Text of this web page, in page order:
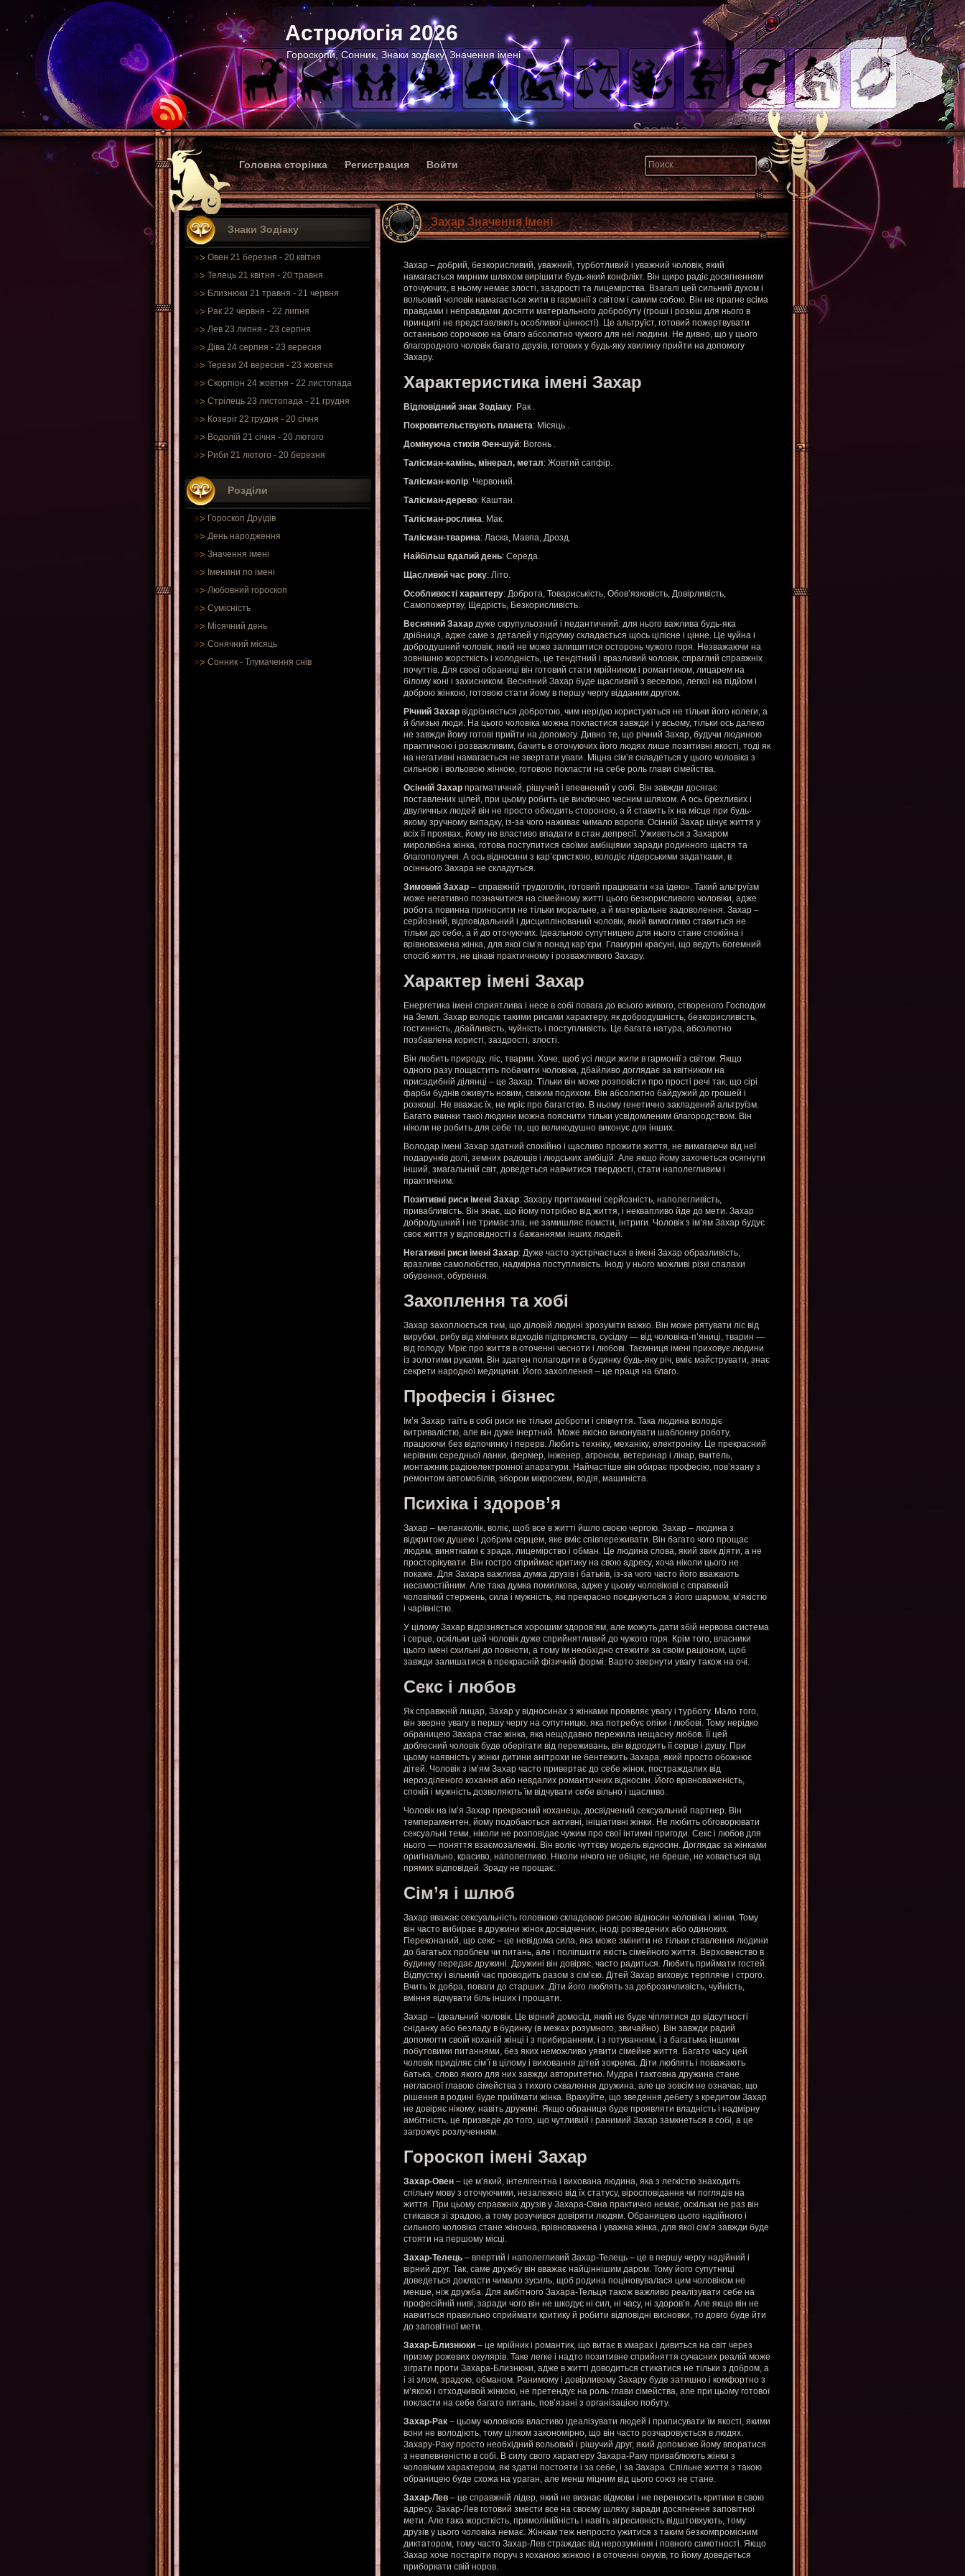
Астрологія 2026
Гороскопи, Сонник, Знаки зодіаку, Значення імені
Головна сторінка Регистрация Войти
Знаки Зодіаку
Овен 21 березня - 20 квітня
Телець 21 квітня - 20 травня
Близнюки 21 травня - 21 червня
Рак 22 червня - 22 липня
Лев 23 липня - 23 серпня
Діва 24 серпня - 23 вересня
Терези 24 вересня - 23 жовтня
Скорпіон 24 жовтня - 22 листопада
Стрілець 23 листопада - 21 грудня
Козеріг 22 грудня - 20 січня
Водолій 21 січня - 20 лютого
Риби 21 лютого - 20 березня
Розділи
Гороскоп Друїдів
День народження
Значення імені
Іменини по імені
Любовний гороскоп
Сумісність
Місячний день
Сонячний місяць
Сонник - Тлумачення снів
Захар Значення Імені
Захар – добрий, безкорисливий, уважний, турботливий і уважний чоловік, який
намагається мирним шляхом вирішити будь-який конфлікт. Він щиро радіє досягненням
оточуючих, в ньому немає злості, заздрості та лицемірства. Взагалі цей сильний духом і
вольовий чоловік намагається жити в гармонії з світом і самим собою. Він не прагне всіма
правдами і неправдами досягти матеріального добробуту (гроші і розкіш для нього в
принципі не представляють особливої цінності). Це альтруїст, готовий пожертвувати
останньою сорочкою на благо абсолютно чужого для неї людини. Не дивно, що у цього
благородного чоловік багато друзів, готових у будь-яку хвилину прийти на допомогу
Захару.
Характеристика імені Захар
Відповідний знак Зодіаку: Рак .
Покровительствують планета: Місяць .
Домінуюча стихія Фен-шуй: Вогонь .
Талісман-камінь, мінерал, метал: Жовтий сапфір.
Талісман-колір: Червоний.
Талісман-дерево: Каштан.
Талісман-рослина: Мак.
Талісман-тварина: Ласка, Мавпа, Дрозд.
Найбільш вдалий день: Середа.
Щасливий час року: Літо.
Особливості характеру: Доброта, Товариськість, Обов’язковість, Довірливість,
Самопожертву, Щедрість, Безкорисливість.
Весняний Захар дуже скрупульозний і педантичний: для нього важлива будь-яка
дрібниця, адже саме з деталей у підсумку складається щось цілісне і цінне. Це чуйна і
добродушний чоловік, який не може залишитися осторонь чужого горя. Незважаючи на
зовнішню жорсткість і холодність, це тендітний і вразливий чоловік, спраглий справжніх
почуттів. Для своєї обраниці він готовий стати мрійником і романтиком, лицарем на
білому коні і захисником. Весняний Захар буде щасливий з веселою, легкої на підйом і
доброю жінкою, готовою стати йому в першу чергу відданим другом.
Річний Захар відрізняється добротою, чим нерідко користуються не тільки його колеги, а
й близькі люди. На цього чоловіка можна покластися завжди і у всьому, тільки ось далеко
не завжди йому готові прийти на допомогу. Дивно те, що річний Захар, будучи людиною
практичною і розважливим, бачить в оточуючих його людях лише позитивні якості, тоді як
на негативні намагається не звертати уваги. Міцна сім’я складеться у цього чоловіка з
сильною і вольовою жінкою, готовою покласти на себе роль глави сімейства.
Осінній Захар прагматичний, рішучий і впевнений у собі. Він завжди досягає
поставлених цілей, при цьому робить це виключно чесним шляхом. А ось брехливих і
двуличных людей він не просто обходить стороною, а й ставить їх на місце при будь-
якому зручному випадку, із-за чого наживає чимало ворогів. Осінній Захар цінує життя у
всіх її проявах, йому не властиво впадати в стан депресії. Уживеться з Захаром
миролюбна жінка, готова поступитися своїми амбіціями заради родинного щастя та
благополуччя. А ось відносини з кар’єристкою, володіє лідерськими задатками, в
осіннього Захара не складуться.
Зимовий Захар – справжній трудоголік, готовий працювати «за ідею». Такий альтруїзм
може негативно позначитися на сімейному житті цього безкорисливого чоловіки, адже
робота повинна приносити не тільки моральне, а й матеріальне задоволення. Захар –
серйозний, відповідальний і дисциплінований чоловік, який вимогливо ставиться не
тільки до себе, а й до оточуючих. Ідеальною супутницею для нього стане спокійна і
врівноважена жінка, для якої сім’я понад кар’єри. Гламурні красуні, що ведуть богемний
спосіб життя, не цікаві практичному і розважливого Захару.
Характер імені Захар
Енергетика імені сприятлива і несе в собі повага до всього живого, створеного Господом
на Землі. Захар володіє такими рисами характеру, як добродушність, безкорисливість,
гостинність, дбайливість, чуйність і поступливість. Це багата натура, абсолютно
позбавлена користі, заздрості, злості.
Він любить природу, ліс, тварин. Хоче, щоб усі люди жили в гармонії з світом. Якщо
одного разу пощастить побачити чоловіка, дбайливо доглядає за квітником на
присадибній ділянці – це Захар. Тільки він може розповісти про прості речі так, що сірі
фарби буднів оживуть новим, свіжим подихом. Він абсолютно байдужий до грошей і
розкоші. Не вважає їх, не мріє про багатство. В ньому генетично закладений альтруїзм.
Багато вчинки такої людини можна пояснити тільки усвідомленим благородством. Він
ніколи не робить для себе те, що великодушно виконує для інших.
Володар імені Захар здатний спокійно і щасливо прожити життя, не вимагаючи від неї
подарунків долі, земних радощів і людських амбіцій. Але якщо йому захочеться осягнути
інший, змагальний світ, доведеться навчитися твердості, стати наполегливим і
практичним.
Позитивні риси імені Захар: Захару притаманні серйозність, наполегливість,
привабливість. Він знає, що йому потрібно від життя, і неквапливо йде до мети. Захар
добродушний і не тримає зла, не замишляє помсти, інтриги. Чоловік з ім’ям Захар будує
своє життя у відповідності з бажаннями інших людей.
Негативні риси імені Захар: Дуже часто зустрічається в імені Захар образливість,
вразливе самолюбство, надмірна поступливість. Іноді у нього можливі різкі спалахи
обурення, обурення.
Захоплення та хобі
Захар захоплюється тим, що діловій людині зрозуміти важко. Він може рятувати ліс від
вирубки, рибу від хімічних відходів підприємств, сусідку — від чоловіка-п’яниці, тварин —
від голоду. Мріє про життя в оточенні чесноти і любові. Таємниця імені приховує людини
із золотими руками. Він здатен полагодити в будинку будь-яку річ, вміє майструвати, знає
секрети народної медицини. Його захоплення – це праця на благо.
Професія і бізнес
Ім’я Захар таїть в собі риси не тільки доброти і співчуття. Така людина володіє
витривалістю, але він дуже інертний. Може якісно виконувати шаблонну роботу,
працюючи без відпочинку і перерв. Любить техніку, механіку, електроніку. Це прекрасний
керівник середньої ланки, фермер, інженер, агроном, ветеринар і лікар, вчитель,
монтажник радіоелектронної апаратури. Найчастіше він обирає професію, пов’язану з
ремонтом автомобілів, збором мікросхем, водія, машиніста.
Психіка і здоров’я
Захар – меланхолік, воліє, щоб все в житті йшло своєю чергою. Захар – людина з
відкритою душею і добрим серцем, яке вміє співпереживати. Він багато чого прощає
людям, винятками є зрада, лицемірство і обман. Це людина слова, який звик діяти, а не
просторікувати. Він гостро сприймає критику на свою адресу, хоча ніколи цього не
покаже. Для Захара важлива думка друзів і батьків, із-за чого часто його вважають
несамостійним. Але така думка помилкова, адже у цьому чоловікові є справжній
чоловічий стержень, сила і мужність, які прекрасно поєднуються з його шармом, м’якістю
і чарівністю.
У цілому Захар відрізняється хорошим здоров’ям, але можуть дати збій нервова система
і серце, оскільки цей чоловік дуже сприйнятливий до чужого горя. Крім того, власники
цього імені схильні до повноти, а тому їм необхідно стежити за своїм раціоном, щоб
завжди залишатися в прекрасній фізичній формі. Варто звернути увагу також на очі.
Секс і любов
Як справжній лицар, Захар у відносинах з жінками проявляє увагу і турботу. Мало того,
він зверне увагу в першу чергу на супутницю, яка потребує опіки і любові. Тому нерідко
обраницею Захара стає жінка, яка нещодавно пережила нещасну любов. Її цей
доблесний чоловік буде оберігати від переживань, він відродить її серце і душу. При
цьому наявність у жінки дитини анітрохи не бентежить Захара, який просто обожнює
дітей. Чоловік з ім’ям Захар часто привертає до себе жінок, постраждалих від
нерозділеного кохання або невдалих романтичних відносин. Його врівноваженість,
спокій і мужність дозволяють їм відчувати себе вільно і щасливо.
Чоловік на ім’я Захар прекрасний коханець, досвідчений сексуальний партнер. Він
темпераментен, йому подобаються активні, ініціативні жінки. Не любить обговорювати
сексуальні теми, ніколи не розповідає чужим про свої інтимні пригоди. Секс і любов для
нього — поняття взаємозалежні. Він воліє чуттєву модель відносин. Доглядає за жінками
оригінально, красиво, наполегливо. Ніколи нічого не обіцяє, не бреше, не ховається від
прямих відповідей. Зраду не прощає.
Сім’я і шлюб
Захар вважає сексуальність головною складовою рисою відносин чоловіка і жінки. Тому
він часто вибирає в дружини жінок досвідчених, іноді розведених або одиноких.
Переконаний, що секс – це невідома сила, яка може змінити не тільки ставлення людини
до багатьох проблем чи питань, але і поліпшити якість сімейного життя. Верховенство в
будинку передає дружині. Дружині він довіряє, часто радиться. Любить приймати гостей.
Відпустку і вільний час проводить разом з сім’єю. Дітей Захар виховує терпляче і строго.
Вчить їх добра, поваги до старших. Діти його люблять за доброзичливість, чуйність,
вміння відчувати біль інших і прощати.
Захар – ідеальний чоловік. Це вірний домосід, який не буде чіплятися до відсутності
сніданку або безладу в будинку (в межах розумного, звичайно). Він завжди радий
допомогти своїй коханій жінці і з прибиранням, і з готуванням, і з багатьма іншими
побутовими питаннями, без яких неможливо уявити сімейне життя. Багато часу цей
чоловік приділяє сім’ї в цілому і виховання дітей зокрема. Діти люблять і поважають
батька, слово якого для них завжди авторитетно. Мудра і тактовна дружина стане
негласної главою сімейства з тихого схвалення дружина, але це зовсім не означає, що
рішення в родині буде приймати жінка. Врахуйте, що зведення дебету з кредитом Захар
не довіряє нікому, навіть дружині. Якщо обраниця буде проявляти владність і надмірну
амбітність, це призведе до того, що чутливий і ранимий Захар замкнеться в собі, а це
загрожує розлученням.
Гороскоп імені Захар
Захар-Овен – це м’який, інтелігентна і вихована людина, яка з легкістю знаходить
спільну мову з оточуючими, незалежно від їх статусу, віросповідання чи поглядів на
життя. При цьому справжніх друзів у Захара-Овна практично немає, оскільки не раз він
стикався зі зрадою, а тому розучився довіряти людям. Обраницею цього надійного і
сильного чоловіка стане жіночна, врівноважена і уважна жінка, для якої сім’я завжди буде
стояти на першому місці.
Захар-Телець – впертий і наполегливий Захар-Телець – це в першу чергу надійний і
вірний друг. Так, саме дружбу він вважає найціннішим даром. Тому його супутниці
доведеться докласти чимало зусиль, щоб родина поціновувалася цим чоловіком не
менше, ніж дружба. Для амбітного Захара-Тельця також важливо реалізувати себе на
професійній ниві, заради чого він не шкодує ні сил, ні часу, ні здоров’я. Але якщо він не
навчиться правильно сприймати критику й робити відповідні висновки, то довго буде йти
до заповітної мети.
Захар-Близнюки – це мрійник і романтик, що витає в хмарах і дивиться на світ через
призму рожевих окулярів. Таке легке і надто позитивне сприйняття сучасних реалій може
зіграти проти Захара-Близнюки, адже в житті доводиться стикатися не тільки з добром, а
і зі злом, зрадою, обманом. Ранимому і довірливому Захару буде затишно і комфортно з
м’якою і отходчивой жінкою, не претендує на роль глави сімейства, але при цьому готової
покласти на себе багато питань, пов’язані з організацією побуту.
Захар-Рак – цьому чоловікові властиво ідеалізувати людей і приписувати їм якості, якими
вони не володіють, тому цілком закономірно, що він часто розчаровується в людях.
Захару-Раку просто необхідний вольовий і рішучий друг, який допоможе йому впоратися
з невпевненістю в собі. В силу свого характеру Захара-Раку приваблюють жінки з
чоловічим характером, які здатні постояти і за себе, і за Захара. Спільне життя з такою
обраницею буде схожа на ураган, але менш міцним від цього союз не стане.
Захар-Лев – це справжній лідер, який не визнає відмови і не переносить критики в свою
адресу. Захар-Лев готовий змести все на своєму шляху заради досягнення заповітної
мети. Але така жорсткість, прямолінійність і навіть агресивність відштовхують, тому
друзів у цього чоловіка немає. Жінкам теж непросто ужитися з таким безкомпромісним
диктатором, тому часто Захар-Лев страждає від нерозуміння і повного самотності. Якщо
Захар хоче постаріти поруч з коханою жінкою і в оточенні онуків, то йому доведеться
приборкати свій норов.